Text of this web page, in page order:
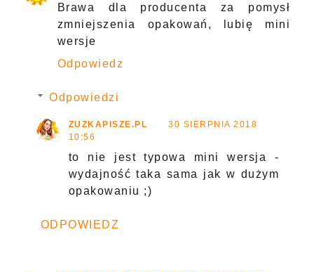
Brawa dla producenta za pomysł
zmniejszenia opakowań, lubię mini
wersje
Odpowiedz
Odpowiedzi
ZUZKAPISZE.PL
30 SIERPNIA 2018
10:56
to nie jest typowa mini wersja -
wydajność taka sama jak w dużym
opakowaniu ;)
ODPOWIEDZ